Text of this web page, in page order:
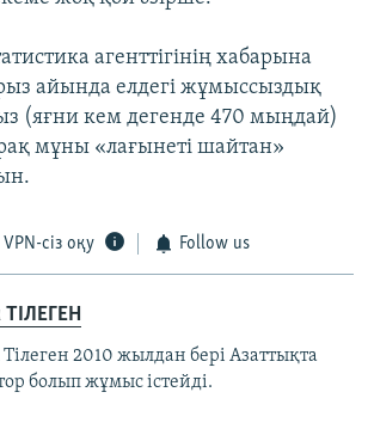
агенттігінің хабарына
айында елдегі жұмыссыздық
(яғни кем дегенде 470 мыңдай)
мұны «лағынеті шайтан»
VPN-сіз оқу Follow us
ТІЛЕГЕН
2010 жылдан бері Азаттықта
болып жұмыс істейді.